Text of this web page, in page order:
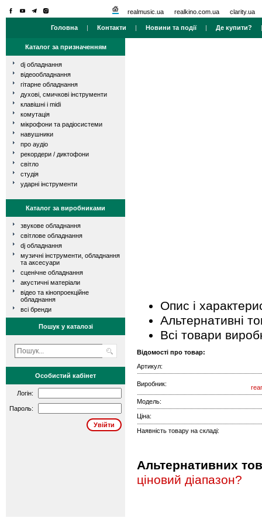
realmusic.ua realkino.com.ua clarity.ua
Головна | Контакти | Новини та події| Де купити?
Каталог за призначенням
dj обладнання
відеообладнання
гітарне обладнання
духові, смичкові інструменти
клавішні і midi
комутація
мікрофони та радіосистеми
навушники
про аудіо
рекордери / диктофони
світло
студія
ударні інструменти
Каталог за виробниками
звукове обладнання
світлове обладнання
dj обладнання
музичні інструменти, обладнання
та аксесуари
сценічне обладнання
акустичні матеріали
відео та кінопроекційне
обладнання
всі бренди
Пошук у каталозі
Особистий кабінет
Логін:
Пароль:
Опис і
Альтернативні
Всі товари
Відомості про товар:
Артикул:
Виробник:
Модель:
Ціна:
Наявність товару на складі:
Альтернативних
ціновий діапазон?